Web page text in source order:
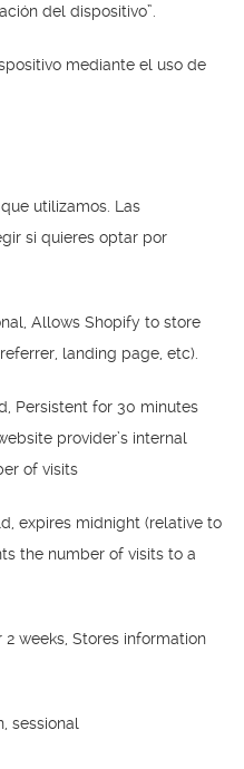
del dispositivo”.
mediante el uso de
utilizamos. Las
si quieres optar por
Allows Shopify to store
landing page, etc).
Persistent for 30 minutes
provider’s internal
of visits
expires midnight (relative to
the number of visits to a
weeks, Stores information
sessional